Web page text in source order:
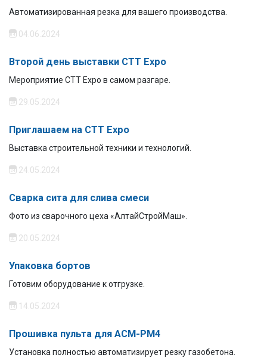
Автоматизированная резка для вашего производства.
04.06.2024
Второй день выставки СTT Expo
Мероприятие СTT Expo в самом разгаре.
29.05.2024
Приглашаем на CTT Expo
Выставка строительной техники и технологий.
24.05.2024
Сварка сита для слива смеси
Фото из сварочного цеха «АлтайСтройМаш».
20.05.2024
Упаковка бортов
Готовим оборудование к отгрузке.
14.05.2024
Прошивка пульта для АСМ-РМ4
Установка полностью автоматизирует резку газобетона.